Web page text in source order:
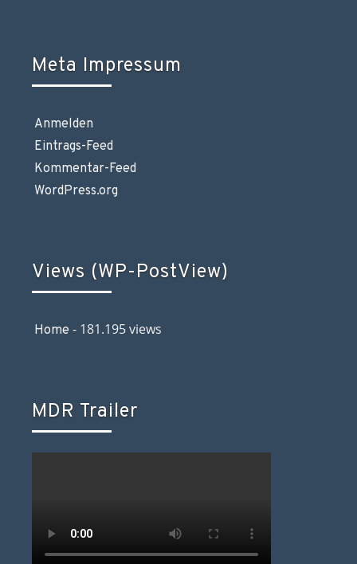
Meta Impressum
Anmelden
Eintrags-Feed
Kommentar-Feed
WordPress.org
Views (WP-PostView)
Home - 181.195 views
MDR Trailer